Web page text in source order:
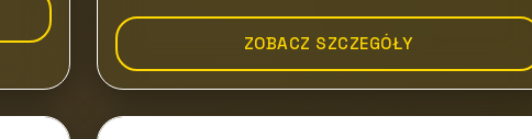
ZOBACZ SZCZEGÓŁY